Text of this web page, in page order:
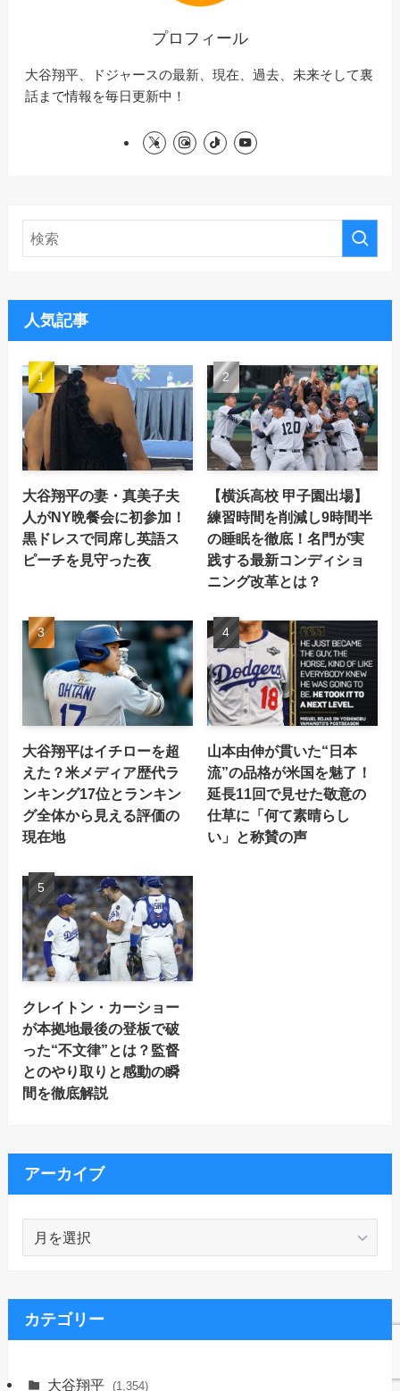
プロフィール
大谷翔平、ドジャースの最新、現在、過去、未来そして裏
話まで情報を毎日更新中！
人気記事
大谷翔平の妻・真美子夫
人がNY晩餐会に初参加！
黒ドレスで同席し英語ス
ピーチを見守った夜
【横浜高校 甲子園出場】
練習時間を削減し9時間半
の睡眠を徹底！名門が実
践する最新コンディショ
ニング改革とは？
大谷翔平はイチローを超
えた？米メディア歴代ラ
ンキング17位とランキン
グ全体から見える評価の
現在地
山本由伸が貫いた“日本
流”の品格が米国を魅了！
延長11回で見せた敬意の
仕草に「何て素晴らし
い」と称賛の声
クレイトン・カーショー
が本拠地最後の登板で破
った“不文律”とは？監督
とのやり取りと感動の瞬
間を徹底解説
アーカイブ
イ
ブ
カテゴリー
大谷翔平 (1,354)